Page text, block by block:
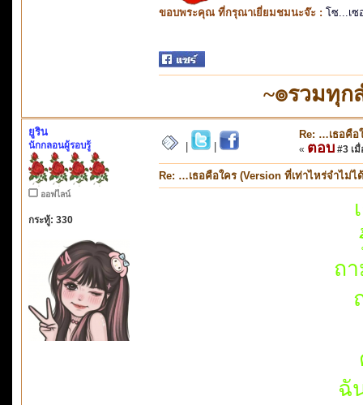
ขอบพระคุณ ที่กรุณาเยี่ยมชมนะจ๊ะ : โซ...เซ
~๏รวมทุ
ยูริน
นักกลอนผู้รอบรู้
ออฟไลน์
กระทู้: 330
Re: …เธอคือ
« ตอบ #3 เมื่
Re: …เธอคือใคร (Version ที่เท่าไหร่จำไม่
ถ
ฉั